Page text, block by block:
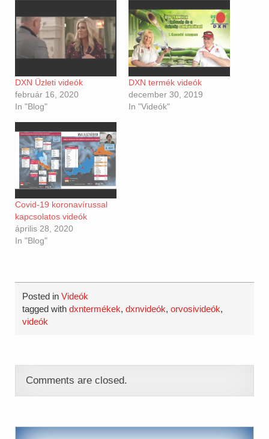
DXN Üzleti videók
február 16, 2020
In "Blog"
DXN termék videók
december 30, 2019
In "Videók"
Covid-19 koronavírussal
kapcsolatos videók
április 28, 2020
In "Blog"
Posted inVideók
tagged withdxntermékek,dxnvideók,orvosivideók,
videók
Comments are closed.